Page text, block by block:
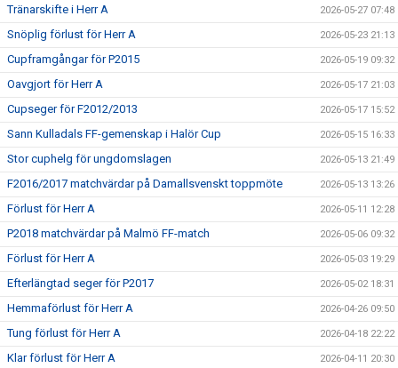
Tränarskifte i Herr A 2026-05-27 07:48
Snöplig förlust för Herr A 2026-05-23 21:13
Cupframgångar för P2015 2026-05-19 09:32
Oavgjort för Herr A 2026-05-17 21:03
Cupseger för F2012/2013 2026-05-17 15:52
Sann Kulladals FF-gemenskap i Halör Cup 2026-05-15 16:33
Stor cuphelg för ungdomslagen 2026-05-13 21:49
F2016/2017 matchvärdar på Damallsvenskt toppmöte 2026-05-13 13:26
Förlust för Herr A 2026-05-11 12:28
P2018 matchvärdar på Malmö FF-match 2026-05-06 09:32
Förlust för Herr A 2026-05-03 19:29
Efterlängtad seger för P2017 2026-05-02 18:31
Hemmaförlust för Herr A 2026-04-26 09:50
Tung förlust för Herr A 2026-04-18 22:22
Klar förlust för Herr A 2026-04-11 20:30